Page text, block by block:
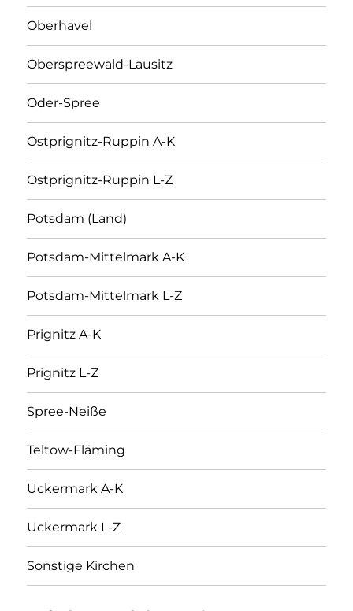
Oberhavel
Oberspreewald-Lausitz
Oder-Spree
Ostprignitz-Ruppin A-K
Ostprignitz-Ruppin L-Z
Potsdam (Land)
Potsdam-Mittelmark A-K
Potsdam-Mittelmark L-Z
Prignitz A-K
Prignitz L-Z
Spree-Neiße
Teltow-Fläming
Uckermark A-K
Uckermark L-Z
Sonstige Kirchen